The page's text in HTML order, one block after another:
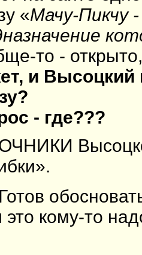
«Мачу-Пикчу
то -
и Высоцкий
- где???
это кому-то